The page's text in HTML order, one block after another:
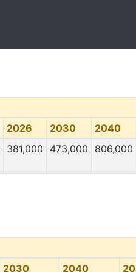
2026 2030 2040
381,000 473,000 806,000
2030 2040